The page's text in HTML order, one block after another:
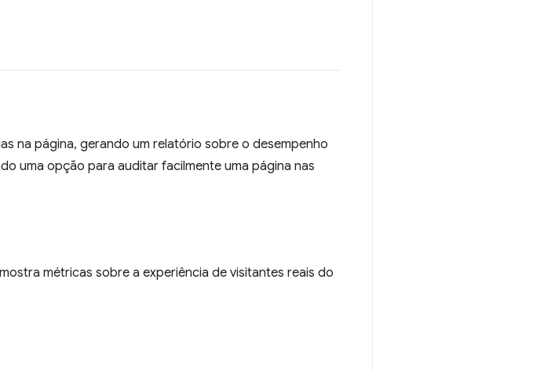
na página, gerando um relatório sobre o desempenho
uma opção para auditar facilmente uma página nas
mostra métricas sobre a experiência de visitantes reais do